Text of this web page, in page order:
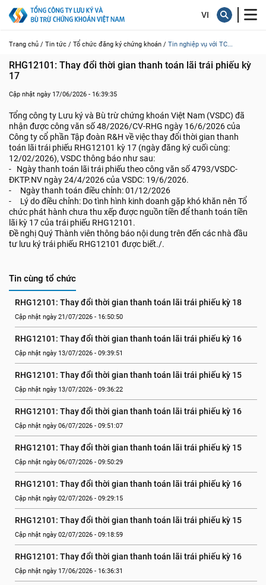
Trang chủ / Tin tức / Tổ chức đăng ký chứng khoán / Tin nghiệp vụ với TC...
RHG12101: Thay đổi thời gian thanh toán lãi trái phiếu kỳ
17
Cập nhật ngày 17/06/2026 - 16:39:35
Tổng công ty Lưu ký và Bù trừ chứng khoán Việt Nam (VSDC) đã
nhận được công văn số 48/2026/CV-RHG ngày 16/6/2026 của
Công ty cổ phần Tập đoàn R&H về việc thay đổi thời gian thanh
toán lãi trái phiếu RHG12101 kỳ 17 (ngày đăng ký cuối cùng:
12/02/2026), VSDC thông báo như sau:
- Ngày thanh toán lãi trái phiếu theo công văn số 4793/VSDC-
ĐKTP.NV ngày 24/4/2026 của VSDC: 19/6/2026.
- Ngày thanh toán điều chỉnh: 01/12/2026
- Lý do điều chỉnh: Do tình hình kinh doanh gặp khó khăn nên Tổ
chức phát hành chưa thu xếp được nguồn tiền để thanh toán tiền
lãi kỳ 17 của trái phiếu RHG12101.
Đề nghị Quý Thành viên thông báo nội dung trên đến các nhà đầu
tư lưu ký trái phiếu RHG12101 được biết./.
Tin cùng tổ chức
RHG12101: Thay đổi thời gian thanh toán lãi trái phiếu kỳ 18
Cập nhật ngày 21/07/2026 - 16:50:50
RHG12101: Thay đổi thời gian thanh toán lãi trái phiếu kỳ 16
Cập nhật ngày 13/07/2026 - 09:39:51
RHG12101: Thay đổi thời gian thanh toán lãi trái phiếu kỳ 15
Cập nhật ngày 13/07/2026 - 09:36:22
RHG12101: Thay đổi thời gian thanh toán lãi trái phiếu kỳ 16
Cập nhật ngày 06/07/2026 - 09:51:07
RHG12101: Thay đổi thời gian thanh toán lãi trái phiếu kỳ 15
Cập nhật ngày 06/07/2026 - 09:50:29
RHG12101: Thay đổi thời gian thanh toán lãi trái phiếu kỳ 16
Cập nhật ngày 02/07/2026 - 09:29:15
RHG12101: Thay đổi thời gian thanh toán lãi trái phiếu kỳ 15
Cập nhật ngày 02/07/2026 - 09:18:59
RHG12101: Thay đổi thời gian thanh toán lãi trái phiếu kỳ 16
Cập nhật ngày 17/06/2026 - 16:36:31